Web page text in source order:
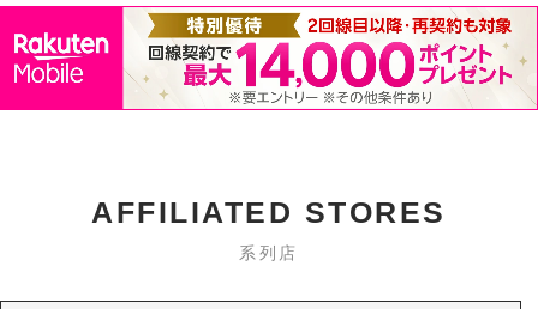
AFFILIATED STORES
系列店